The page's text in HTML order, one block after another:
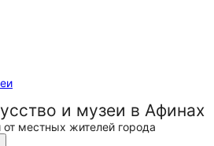
и музеи в Афинах
местных жителей города